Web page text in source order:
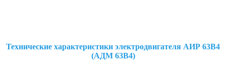
Технические характеристики электродвигателя АИР 63В4
(АДМ 63В4)